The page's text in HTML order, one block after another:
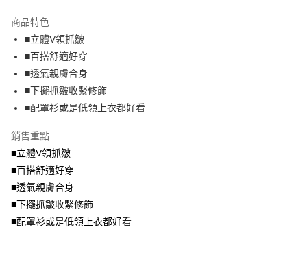
流程，驗證手機門號後，選擇欲分期的期數、繳款截止日，確認付款後即完
成交易。
3.實際核准額度、可分期數及費用金額請依後續交易確認頁面所載為準。
4.訂單成立30分鐘內，如未前往確認交易或遇審核未通過，訂單將自動取
法說明評估內容。
【繳款方式說明】
1.分期款項不併入電信帳單，「大哥付你分期」於每月結算日後寄送繳費提
醒簡訊。
帳／街口支付／iPASS MONEY」等通路繳費。
【注意事項】
1.本服務係由「台灣大哥大股份有限公司」（以下簡稱本公司）所提供，讓
用戶於交易時，得透過本服務購買商品或服務，並由商店將買賣／分期付款
買賣價金債權讓與本公司後，依約使用本公司帳單繳交帳款。
資料（包含姓名、電話或地址）提供予台灣大哥大進項蒐集、處理及利用，
【關於「AFTEE先享後付」】
AFTEE先享後付是「在收到商品之後才付款」的支付方式。 讓您購物簡單
便利好安心！
１．簡單：不需註冊會員、不需綁卡、不需儲值。
２．便利：只要手機號碼，簡訊認證，即可結帳。
３．安心：先確認商品／服務後，再付款。
【「AFTEE先享後付」結帳流程】
結帳頁面，進行簡訊認證並確認金額後，即可完成結帳。
３．收到繳費通知簡訊後14天內，點擊此簡訊中的連結，可透過四大超商／
ATM／網路銀行／等多元方式進行付款，方視為交易完成。
※ 請注意：結帳手續完成當下不需立刻繳費，但若您需要取消訂單，請聯絡
購買商品的店家。未經商家同意取消之訂單仍視為有效，需透過AFTEE先享
後付繳納相關費用。
※ 交易是否成功請以「AFTEE先享後付 」之結帳頁面顯示為準，若有關於
ATM付款
全家取貨付款
每筆NT$70，滿NT$699(含以上)免運費
付款後全家取貨
每筆NT$70，滿NT$699(含以上)免運費
7-11取貨付款
每筆NT$70，滿NT$799(含以上)免運費
付款後7-11取貨
商品特色
■立體V領抓皺
■百搭舒適好穿
■透氣親膚合身
■下擺抓皺收緊修飾
■配罩衫或是低領上衣都好看
銷售重點
■立體V領抓皺
■百搭舒適好穿
■透氣親膚合身
■下擺抓皺收緊修飾
■配罩衫或是低領上衣都好看